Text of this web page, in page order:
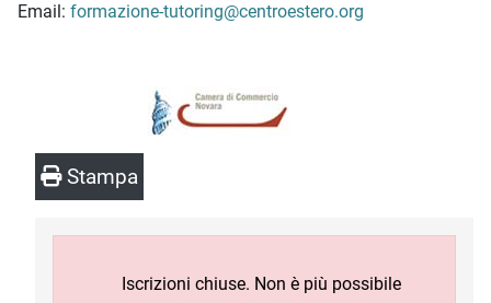
Email: formazione-tutoring@centroestero.org
Stampa
Iscrizioni chiuse. Non è più possibile